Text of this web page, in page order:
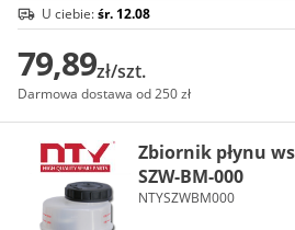
U ciebie:śr. 12.08
79,89zł/szt.
Darmowa dostawa od 250 zł
Zbiornik płynu
SZW-BM-000
NTYSZWBM000